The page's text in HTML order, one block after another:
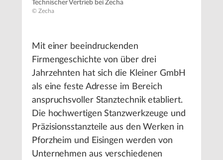
Technischer Vertrieb bei Zecha
© Zecha
Mit einer beeindruckenden
Firmengeschichte von über drei
Jahrzehnten hat sich die Kleiner GmbH
als eine feste Adresse im Bereich
anspruchsvoller Stanztechnik etabliert.
Die hochwertigen Stanzwerkzeuge und
Präzisionsstanzteile aus den Werken in
Pforzheim und Eisingen werden von
Unternehmen aus verschiedenen